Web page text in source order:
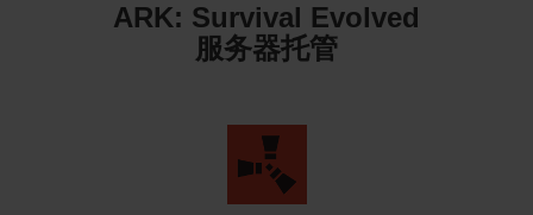
ARK: Survival Evolved
服务器托管